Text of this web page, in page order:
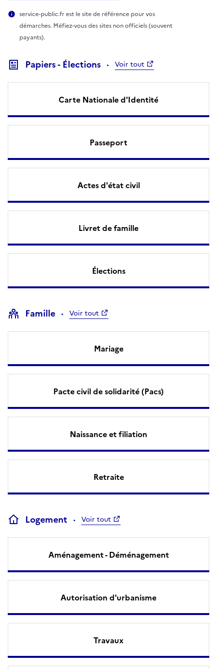
service-public.fr est le site de référence pour vos
démarches. Méfiez-vous des sites non officiels (souvent
payants).
Papiers - Élections Voir tout
Carte Nationale d'Identité
Passeport
Actes d'état civil
Livret de famille
Élections
Famille Voir tout
Mariage
Pacte civil de solidarité (Pacs)
Naissance et filiation
Retraite
Logement Voir tout
Aménagement - Déménagement
Autorisation d'urbanisme
Travaux